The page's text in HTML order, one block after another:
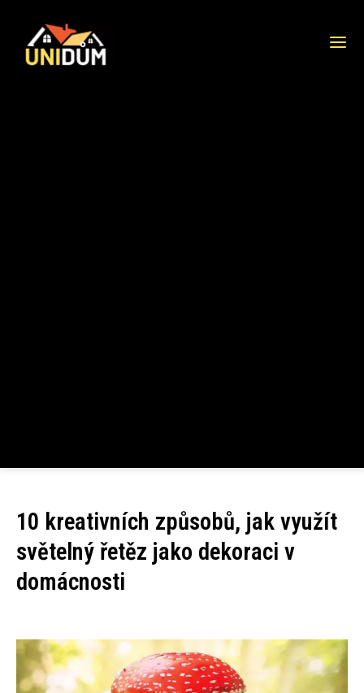
10 kreativních způsobů, jak využít
světelný řetěz jako dekoraci v
domácnosti